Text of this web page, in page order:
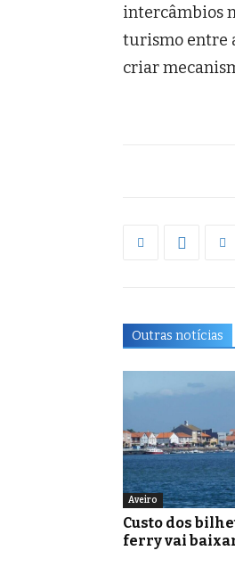
intercâmbios
turismo entre
criar
Outras notícias
Aveiro
Custo dos
ferry vai